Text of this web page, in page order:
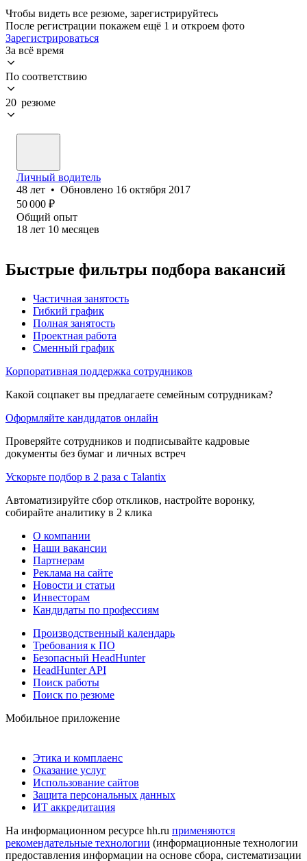
Чтобы видеть все резюме, зарегистрируйтесь
После регистрации покажем ещё 1 и откроем фото
Зарегистрироваться
За всё время
По соответствию
20 резюме
Личный водитель
48 лет • Обновлено 16 октября 2017
50 000 ₽
Общий опыт
18 лет 10 месяцев
Быстрые фильтры подбора вакансий
Частичная занятость
Гибкий график
Полная занятость
Проектная работа
Сменный график
Корпоративная поддержка сотрудников
Какой соцпакет вы предлагаете семейным сотрудникам?
Оформляйте кандидатов онлайн
Проверяйте сотрудников и подписывайте кадровые
документы без бумаг и личных встреч
Ускорьте подбор в 2 раза с Talantix
Автоматизируйте сбор откликов, настройте воронку,
собирайте аналитику в 2 клика
О компании
Наши вакансии
Партнерам
Реклама на сайте
Новости и статьи
Инвесторам
Кандидаты по профессиям
Производственный календарь
Требования к ПО
Безопасный HeadHunter
HeadHunter API
Поиск работы
Поиск по резюме
Мобильное приложение
Этика и комплаенс
Оказание услуг
Использование сайтов
Защита персональных данных
ИТ аккредитация
На информационном ресурсе hh.ru применяются
рекомендательные технологии (информационные технологии
предоставления информации на основе сбора, систематизации